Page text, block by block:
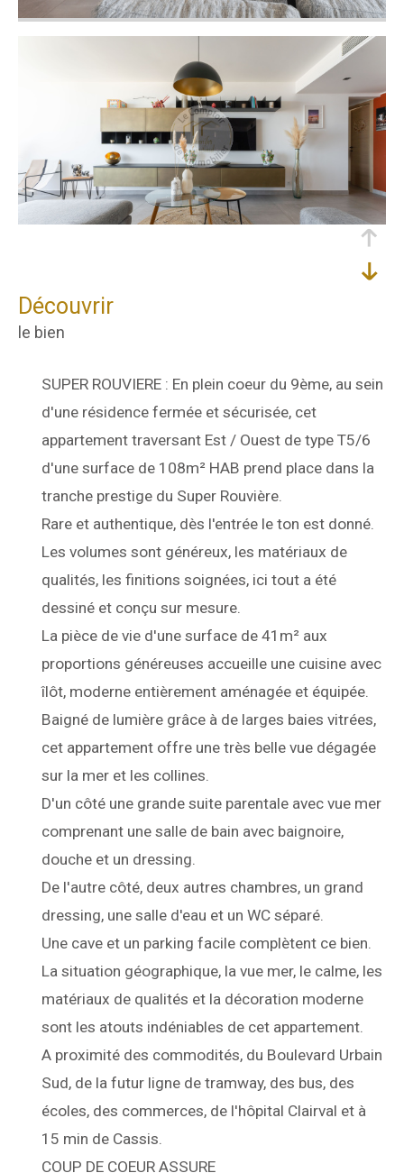
découvrir
le bien
SUPER ROUVIERE : En plein coeur du 9ème, au sein
d'une résidence fermée et sécurisée, cet
appartement traversant Est / Ouest de type T5/6
d'une surface de 108m² HAB prend place dans la
tranche prestige du Super Rouvière.
Rare et authentique, dès l'entrée le ton est donné.
Les volumes sont généreux, les matériaux de
qualités, les finitions soignées, ici tout a été
dessiné et conçu sur mesure.
La pièce de vie d'une surface de 41m² aux
proportions généreuses accueille une cuisine avec
îlôt, moderne entièrement aménagée et équipée.
Baigné de lumière grâce à de larges baies vitrées,
cet appartement offre une très belle vue dégagée
sur la mer et les collines.
D'un côté une grande suite parentale avec vue mer
comprenant une salle de bain avec baignoire,
douche et un dressing.
De l'autre côté, deux autres chambres, un grand
dressing, une salle d'eau et un WC séparé.
Une cave et un parking facile complètent ce bien.
La situation géographique, la vue mer, le calme, les
matériaux de qualités et la décoration moderne
sont les atouts indéniables de cet appartement.
A proximité des commodités, du Boulevard Urbain
Sud, de la futur ligne de tramway, des bus, des
écoles, des commerces, de l'hôpital Clairval et à
15 min de Cassis.
COUP DE COEUR ASSURE